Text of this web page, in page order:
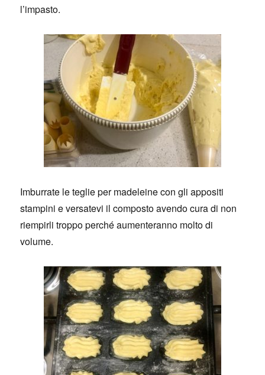
l’impasto.
Imburrate le teglie per madeleine con gli appositi
stampini e versatevi il composto avendo cura di non
riempirli troppo perché aumenteranno molto di
volume.